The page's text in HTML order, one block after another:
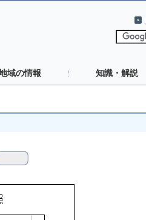
域の情報 知識・解説